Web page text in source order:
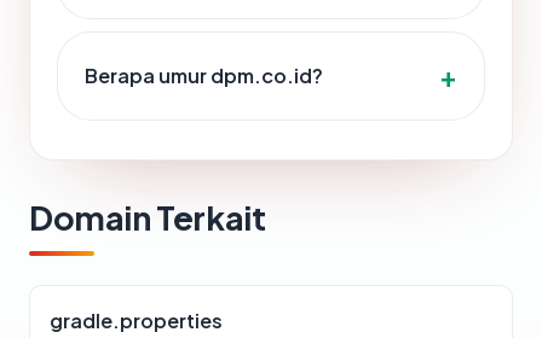
Berapa umur dpm.co.id?
Domain Terkait
gradle.properties